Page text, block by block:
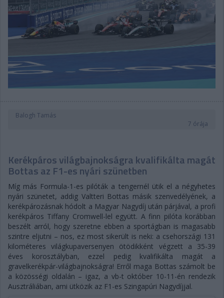
Balogh Tamás
7 órája
Kerékpáros világbajnokságra kvalifikálta magát
Bottas az F1-es nyári szünetben
Míg más Formula-1-es pilóták a tengernél ütik el a négyhetes
nyári szünetet, addig Valtteri Bottas másik szenvedélyének, a
kerékpározásnak hódolt a Magyar Nagydíj után párjával, a profi
kerékpáros Tiffany Cromwell-lel együtt. A finn pilóta korábban
beszélt arról, hogy szeretne ebben a sportágban is magasabb
szintre eljutni – nos, ez most sikerült is neki: a csehországi 131
kilométeres világkupaversenyen ötödikként végzett a 35-39
éves korosztályban, ezzel pedig kvalifikálta magát a
gravelkerékpár-világbajnokságra! Erről maga Bottas számolt be
a közösségi oldalán – igaz, a vb-t október 10-11-én rendezik
Ausztráliában, ami ütközik az F1-es Szingapúri Nagydíjjal.